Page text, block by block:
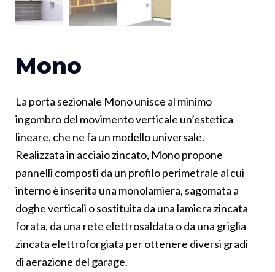
Mono
La porta sezionale Mono unisce al minimo
ingombro del movimento verticale un’estetica
lineare, che ne fa un modello universale.
Realizzata in acciaio zincato, Mono propone
pannelli composti da un profilo perimetrale al cui
interno è inserita una monolamiera, sagomata a
doghe verticali o sostituita da una lamiera zincata
forata, da una rete elettrosaldata o da una griglia
zincata elettroforgiata per ottenere diversi gradi
di aerazione del garage.